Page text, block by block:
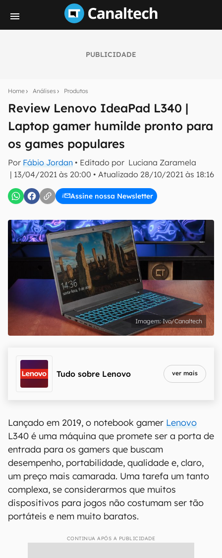
PUBLICIDADE
Home Análises Produtos
Review Lenovo IdeaPad L340 |
Laptop gamer humilde pronto para
os games populares
Por Fábio Jordan • Editado por Luciana Zaramela
| 13/04/2021 às 20:00 • Atualizado 28/10/2021 às 18:16
Assine nossa Newsletter
notícias e reviews sobre tecnologia em primeira
mão.
E-mail
inscreva-se
Confirmo que li, aceito e concordo com os Termos de
Uso e Política de Privacidade do Canaltech.
Ivo/Canaltech
Tudo sobre Lenovo ver mais
Lançado em 2019, o notebook gamer Lenovo
L340 é uma máquina que promete ser a porta de
entrada para os gamers que buscam
desempenho, portabilidade, qualidade e, claro,
um preço mais camarada. Uma tarefa um tanto
complexa, se considerarmos que muitos
dispositivos para jogos não costumam ser tão
portáteis e nem muito baratos.
CONTINUA APÓS A PUBLICIDADE